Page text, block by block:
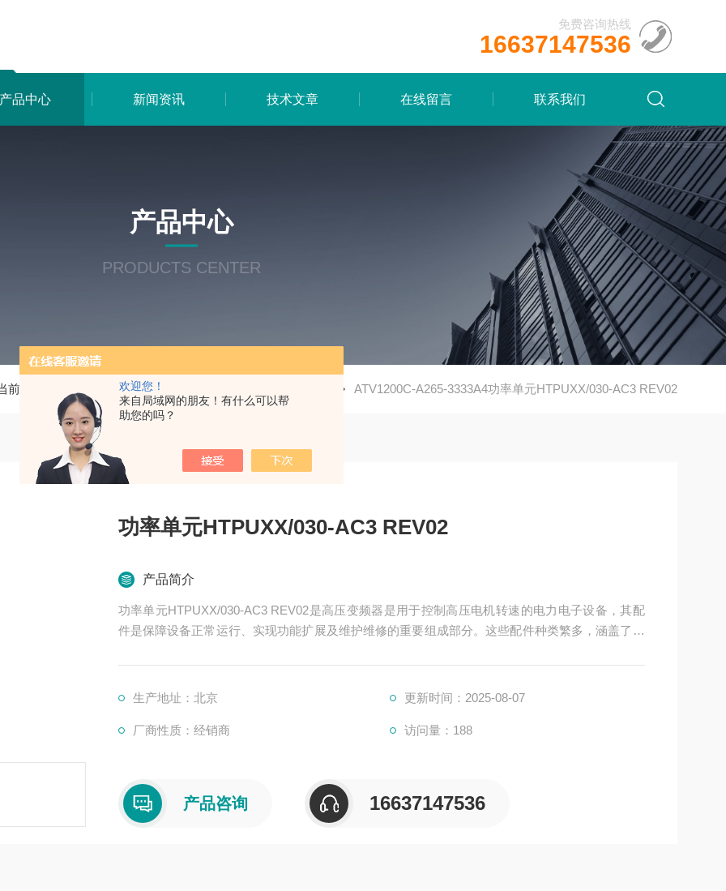
欢迎您！
来自局域网的朋友！有什么可以帮
助您的吗？
免费咨询热线
16637147536
产品中心 新闻资讯 技术文章 在线留言 联系我们
产品中心
PRODUCTS CENTER
前位置： 产品中心 ATV1200C-A265-3333A4功率单元HTPUXX/030-AC3 REV02
功率单元HTPUXX/030-AC3 REV02
产品简介
功率单元HTPUXX/030-AC3 REV02是高压变频器是用于控制高压电机转速的电力电子设备，其配
件是保障设备正常运行、实现功能扩展及维护维修的重要组成部分。这些配件种类繁多，涵盖了功
生产地址：北京 更新时间：2025-08-07
厂商性质：经销商 访问量：188
产品咨询 16637147536